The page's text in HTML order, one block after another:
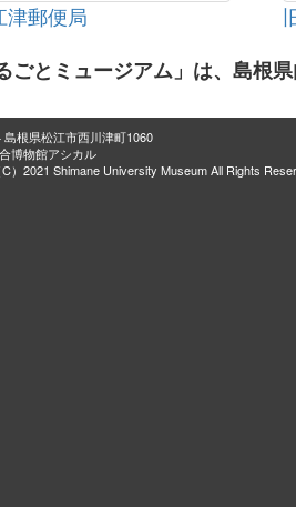
津郵便局
ごとミュージアム」は、島根
島根県松江市西川津町1060
博物館アシカル
）2021 Shimane University Museum All Rights